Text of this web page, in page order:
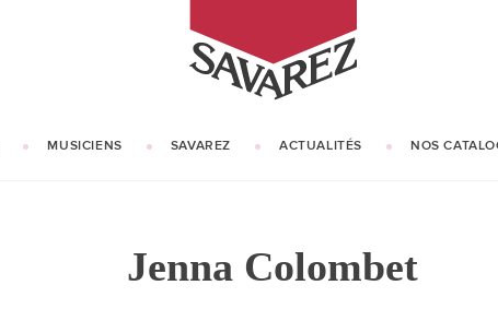
MUSICIENS SAVAREZ ACTUALITÉS NOS
Jenna Colombet